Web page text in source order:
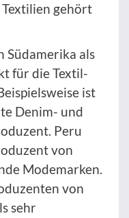
gehört
Südamerika als
für die Textil-
ist
Denim- und
Peru
von
Modemarken.
von
sehr